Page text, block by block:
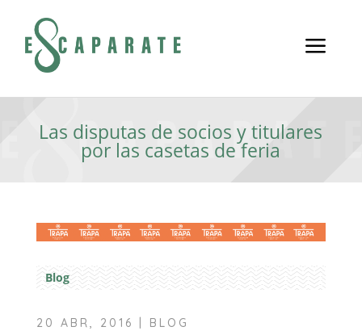
a
Las disputas de socios y titulares
por las casetas de feria
Blog
20 ABR, 2016 BLOG